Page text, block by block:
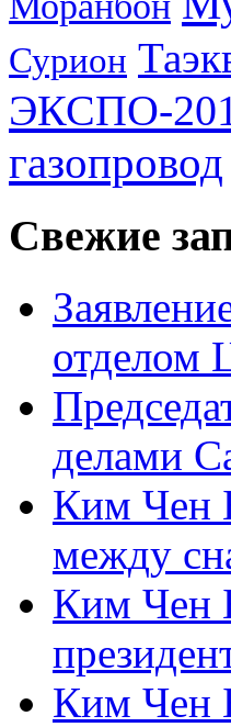
Сурион
ЭКСПО-
газопровод
Свежие
делами
Ким Чен
между
Ким Чен
Ким Чен